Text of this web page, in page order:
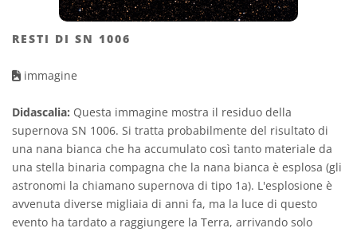
RESTI DI SN 1006
immagine
Didascalia: Questa immagine mostra il residuo della
supernova SN 1006. Si tratta probabilmente del risultato di
una nana bianca che ha accumulato così tanto materiale da
una stella binaria compagna che la nana bianca è esplosa (gli
astronomi la chiamano supernova di tipo 1a). L'esplosione è
avvenuta diverse migliaia di anni fa, ma la luce di questo
evento ha tardato a raggiungere la Terra, arrivando solo